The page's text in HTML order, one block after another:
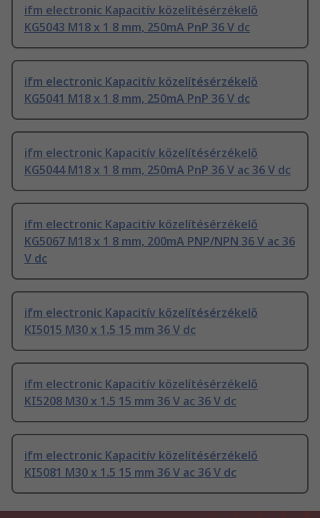
ifm electronic Kapacitív közelítésérzékelő
KG5043 M18 x 1 8 mm, 250mA PnP 36 V dc
ifm electronic Kapacitív közelítésérzékelő
KG5041 M18 x 1 8 mm, 250mA PnP 36 V dc
ifm electronic Kapacitív közelítésérzékelő
KG5044 M18 x 1 8 mm, 250mA PnP 36 V ac 36 V dc
ifm electronic Kapacitív közelítésérzékelő
KG5067 M18 x 1 8 mm, 200mA PNP/NPN 36 V ac 36
V dc
ifm electronic Kapacitív közelítésérzékelő
KI5015 M30 x 1.5 15 mm 36 V dc
ifm electronic Kapacitív közelítésérzékelő
KI5208 M30 x 1.5 15 mm 36 V ac 36 V dc
ifm electronic Kapacitív közelítésérzékelő
KI5081 M30 x 1.5 15 mm 36 V ac 36 V dc